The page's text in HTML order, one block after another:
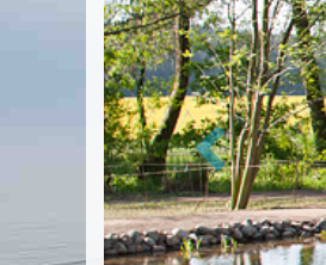
Zurück